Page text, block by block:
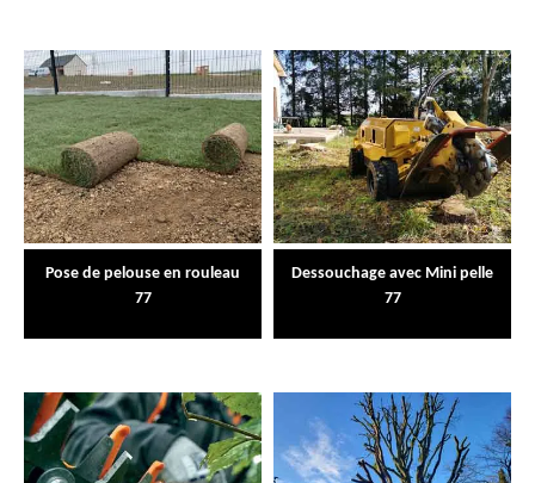
Pose de pelouse en rouleau
77
Dessouchage avec Mini pelle
77